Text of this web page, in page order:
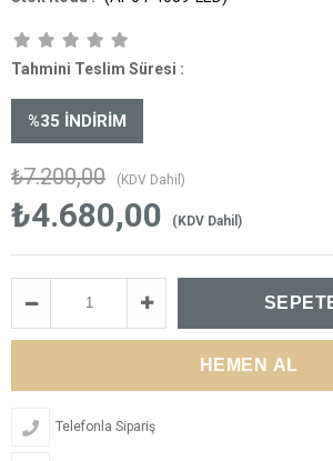
Tahmini Teslim Süresi :
%35 İNDIRIM
₺7.200,00 (KDV Dahil)
₺4.680,00 (KDV Dahil)
Telefonla Sipariş